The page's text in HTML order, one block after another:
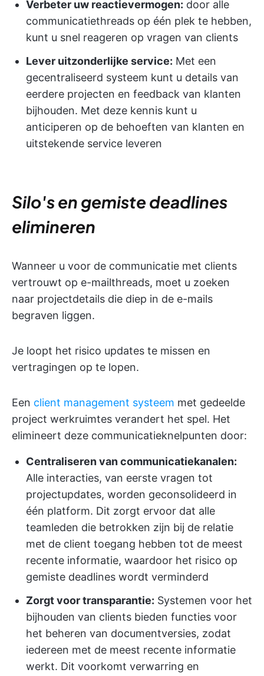
Verbeter uw reactievermogen: door alle
communicatiethreads op één plek te hebben,
kunt u snel reageren op vragen van clients
Lever uitzonderlijke service: Met een
gecentraliseerd systeem kunt u details van
eerdere projecten en feedback van klanten
bijhouden. Met deze kennis kunt u
anticiperen op de behoeften van klanten en
uitstekende service leveren
Silo's en gemiste deadlines
elimineren
Wanneer u voor de communicatie met clients
vertrouwt op e-mailthreads, moet u zoeken
naar projectdetails die diep in de e-mails
begraven liggen.
Je loopt het risico updates te missen en
vertragingen op te lopen.
Een client management systeem met gedeelde
project werkruimtes verandert het spel. Het
elimineert deze communicatieknelpunten door:
Centraliseren van communicatiekanalen:
Alle interacties, van eerste vragen tot
projectupdates, worden geconsolideerd in
één platform. Dit zorgt ervoor dat alle
teamleden die betrokken zijn bij de relatie
met de client toegang hebben tot de meest
recente informatie, waardoor het risico op
gemiste deadlines wordt verminderd
Zorgt voor transparantie: Systemen voor het
bijhouden van clients bieden functies voor
het beheren van documentversies, zodat
iedereen met de meest recente informatie
werkt. Dit voorkomt verwarring en